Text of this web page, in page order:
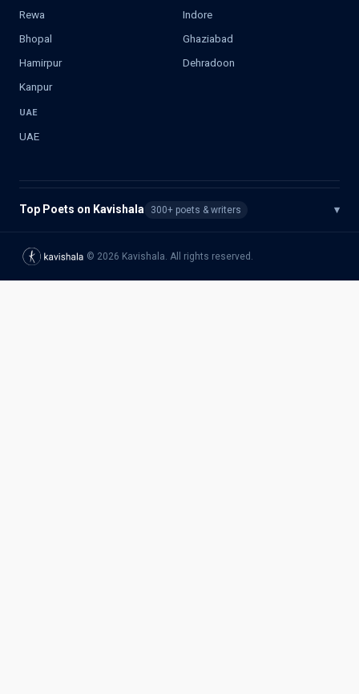
Rewa
Indore
Bhopal
Ghaziabad
Hamirpur
Dehradoon
Kanpur
UAE
UAE
Top Poets on Kavishala 300+ poets & writers ▾
© 2026 Kavishala. All rights reserved.